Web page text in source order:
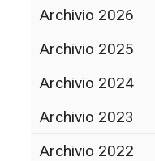
Archivio 2026
Archivio 2025
Archivio 2024
Archivio 2023
Archivio 2022